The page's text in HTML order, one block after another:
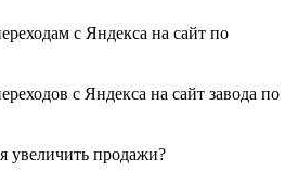
с Яндекса на сайт по
с Яндекса на сайт завода по
увеличить продажи?